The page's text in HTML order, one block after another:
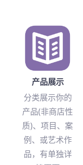
产品展示
分类展示你的
产品(非商店性
质)、项目、案
例、或艺术作
品，有单独详